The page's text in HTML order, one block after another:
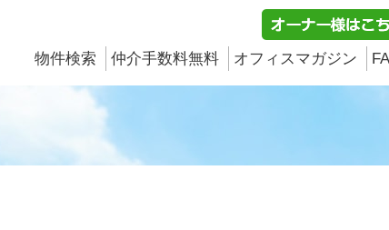
物件検索 仲介手数料無料 オフィスマガジン